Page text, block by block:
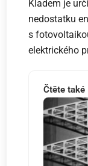
Kladem je
nedostatku
s
elektrického
Čtěte také